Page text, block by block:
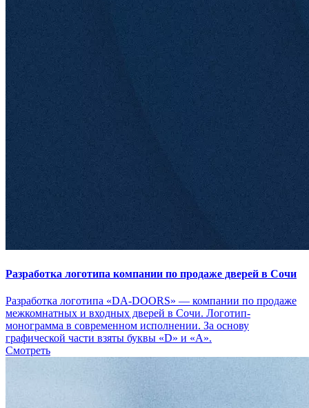
Разработка логотипа компании по продаже дверей в Сочи
Разработка логотипа «DA-DOORS» — компании по продаже
межкомнатных и входных дверей в Сочи. Логотип-
монограмма в современном исполнении. За основу
графической части взяты буквы «D» и «A».
Смотреть